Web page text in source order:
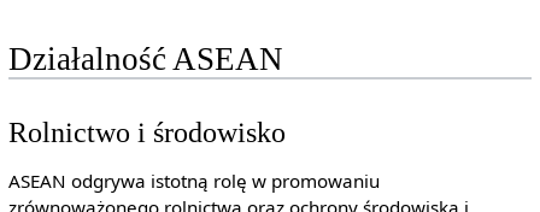
Działalność ASEAN
Rolnictwo i środowisko
ASEAN odgrywa istotną rolę w promowaniu
zrównoważonego rolnictwa oraz ochrony środowiska i